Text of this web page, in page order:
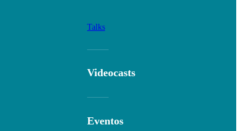
Talks
Videocasts
Eventos